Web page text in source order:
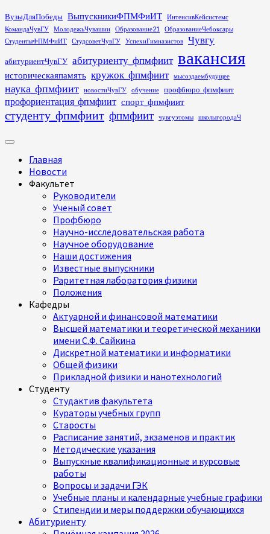
Перейти
к
содержимому
ВузыДляПобеды ВыпускникиФПМФиИТ
ИнтенсивКейсистемс
КомандаЧувГУ
МолодежьЧувашии Образование21
ОбразованиеЧебоксары
СтудентыФПМФиИТ
СтудсоветЧувГУ УспехиГимназистов Чувгу
абитуриентЧувГУ абитуриенту_фпмфиит вакансия
историческаяпамять кружок_фпмфиит мысоздаембудущее
наука_фпмфиит новостиЧувГУ обучение профбюро_фпмфиит
профориентация_фпмфиит спорт_фпмфиит
студенту_фпмфиит фпмфиит чувгуэтомы школыгородаЧ
Основное
Главная
Новости
Факультет
Руководители
Ученый совет
Профбюро
Научно-исследовательская работа
Научное оборудование
Наши достижения
Известные выпускники
Раритетная лаборатория физики
Положения
Кафедры
Актуарной и финансовой математики
Высшей математики и теоретической механики
имени С.Ф. Сайкина
Дискретной математики и информатики
Общей физики
Прикладной физики и нанотехнологий
Студенту
Студактив факультета
Кураторы учебных групп
Старосты
Расписание занятий, экзаменов и практик
Методические указания
Выпускные квалификационные и курсовые
работы
Вопросы и задачи ГЭК
Учебные планы и календарные учебные графики
Стипендии и меры поддержки обучающихся
Абитуриенту